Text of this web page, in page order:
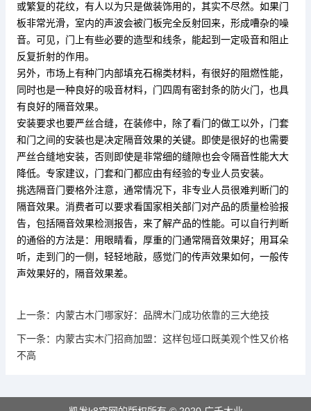
或繁复的花纹，有人以为只是做装饰用的，其实不尽然。如果门
板非常光滑，室内的声波会被门板完全反射回来，形成嘈杂的噪
音。可见，门上有些必要的造型和线条，能起到一定吸音和阻止
反复折射的作用。
另外，市场上有种门内部填充石棉类材料，有很好的阻燃性能，
同时也是一种良好的吸音材料，门四周有密封条的防火门，也具
有良好的隔音效果。
安装要求也要严丝合缝，在装修中，除了看门的做工以外，门套
和门之间的安装也是决定隔音效果的关键。即使是很好的也需要
严丝合缝地安装，否则即使是非常细的缝隙也会令隔音性能大大
降低。专家建议，门套和门都应由有经验的专业人员安装。
挑选隔音门要格外注意，通常情况下，非专业人员很难判断门的
隔音效果。消费者可以要求看国家相关部门对产品的质量检验报
告，包括隔音效果检测报告，来了解产品的性能。可以自行判断
的通俗的方法是：用眼睛看，厚重的门通常隔音效果好；用耳朵
听，走到门的一侧，轻轻地敲，感觉门的传声效果如何，一般传
声效果好的，隔音效果差。
上一条： 内蒙古木门哪家好：品牌木门成功依靠的三大绝技
下一条： 内蒙古实木门招商加盟：这样包垭口既美观个性又价格
不高